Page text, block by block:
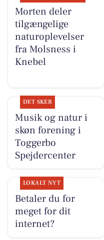
Morten deler
tilgængelige
naturoplevelser
fra Molsness i
Knebel
DET SKER
Musik og natur i
skøn forening i
Toggerbo
Spejdercenter
LOKALT NYT
Betaler du for
meget for dit
internet?